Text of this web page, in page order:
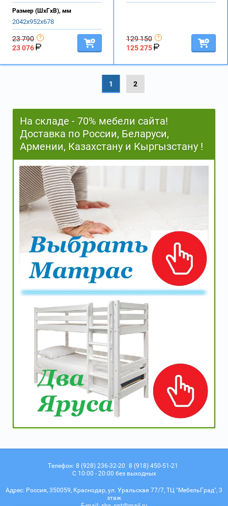
Размер (ШхГхВ), мм
2042х952х678
23 790
23 076
129 150
125 275
1 2
На складе - 70% мебели сайта!
Доставка по России, Беларуси,
Армении, Казахстану и Кыргызстану !
Телефон: 8 (928) 236-32-20 8 (918) 450-51-21
С 10:00 - 20:00 без выходных
Адрес: Россия, 350059, Краснодар, ул. Уральская 77/7, ТЦ "МебельГрад", 3
этаж